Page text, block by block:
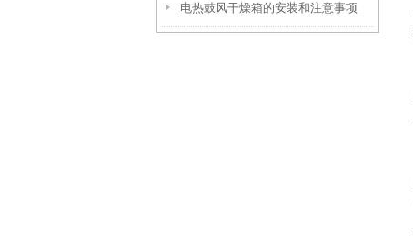
心部分
电热鼓风干燥箱的安装和注意事项